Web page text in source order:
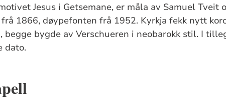
Jesus i Getsemane, er måla av Samuel Tveit
1866, døypefonten frå 1952. Kyrkja fekk nytt
bygde av Verschueren i neobarokk stil. I
dato.